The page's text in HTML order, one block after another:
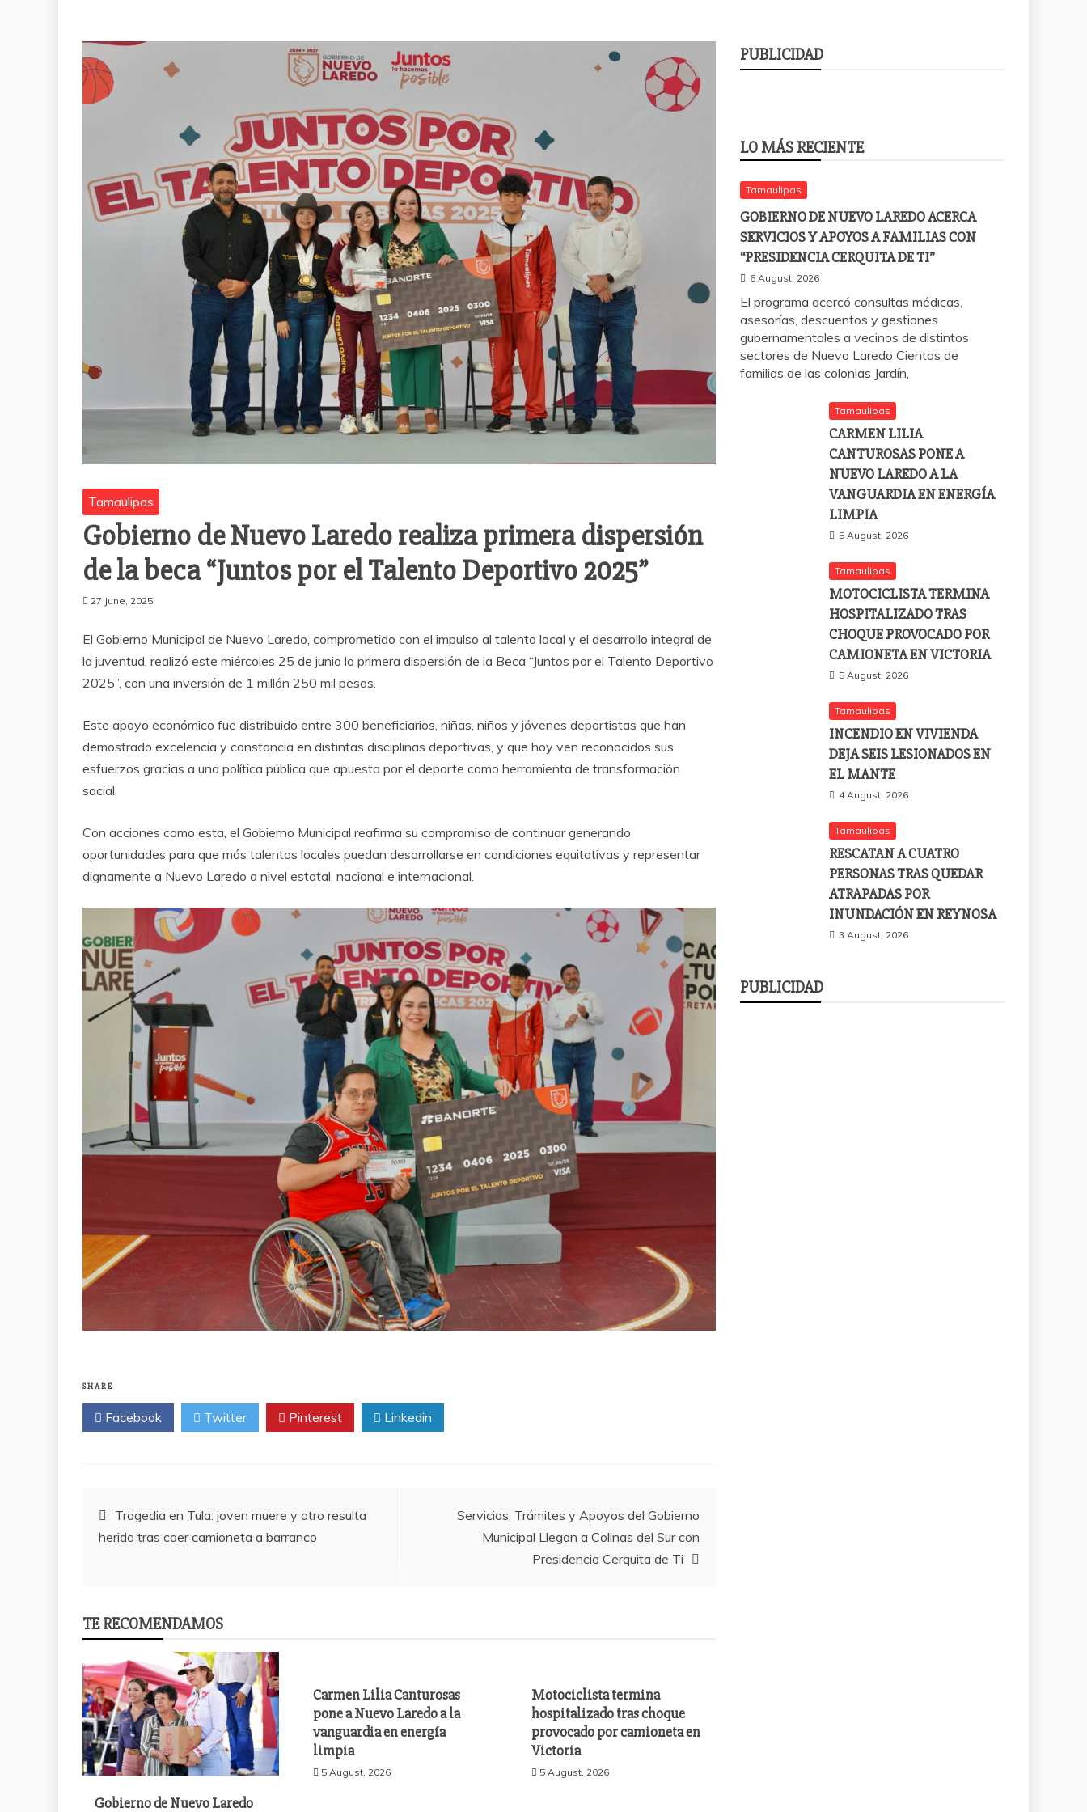
Tamaulipas
Gobierno de Nuevo Laredo realiza primera dispersión
de la beca “Juntos por el Talento Deportivo 2025”
27 June, 2025
El Gobierno Municipal de Nuevo Laredo, comprometido con el impulso al talento local y el desarrollo integral de
la juventud, realizó este miércoles 25 de junio la primera dispersión de la Beca “Juntos por el Talento Deportivo
2025”, con una inversión de 1 millón 250 mil pesos.
Este apoyo económico fue distribuido entre 300 beneficiarios, niñas, niños y jóvenes deportistas que han
demostrado excelencia y constancia en distintas disciplinas deportivas, y que hoy ven reconocidos sus
esfuerzos gracias a una política pública que apuesta por el deporte como herramienta de transformación
social.
Con acciones como esta, el Gobierno Municipal reafirma su compromiso de continuar generando
oportunidades para que más talentos locales puedan desarrollarse en condiciones equitativas y representar
dignamente a Nuevo Laredo a nivel estatal, nacional e internacional.
SHARE
Facebook Twitter Pinterest Linkedin
PostTragedia en Tula: joven muere y otro resulta
herido tras caer camioneta a barranco
Servicios, Trámites y Apoyos del Gobierno
Municipal Llegan a Colinas del Sur con
Presidencia Cerquita de Ti
TE RECOMENDAMOS
Gobierno de Nuevo Laredo
Carmen Lilia Canturosas
pone a Nuevo Laredo a la
vanguardia en energía
limpia
5 August, 2026
Motociclista termina
hospitalizado tras choque
provocado por camioneta en
Victoria
5 August, 2026
PUBLICIDAD
LO MÁS RECIENTE
Tamaulipas
GOBIERNO DE NUEVO LAREDO ACERCA
SERVICIOS Y APOYOS A FAMILIAS CON
“PRESIDENCIA CERQUITA DE TI”
6 August, 2026
El programa acercó consultas médicas,
asesorías, descuentos y gestiones
gubernamentales a vecinos de distintos
sectores de Nuevo Laredo Cientos de
familias de las colonias Jardín,
Tamaulipas
CARMEN LILIA
CANTUROSAS PONE A
NUEVO LAREDO A LA
VANGUARDIA EN ENERGÍA
LIMPIA
5 August, 2026
Tamaulipas
MOTOCICLISTA TERMINA
HOSPITALIZADO TRAS
CHOQUE PROVOCADO POR
CAMIONETA EN VICTORIA
5 August, 2026
Tamaulipas
INCENDIO EN VIVIENDA
DEJA SEIS LESIONADOS EN
EL MANTE
4 August, 2026
Tamaulipas
RESCATAN A CUATRO
PERSONAS TRAS QUEDAR
ATRAPADAS POR
INUNDACIÓN EN REYNOSA
3 August, 2026
PUBLICIDAD